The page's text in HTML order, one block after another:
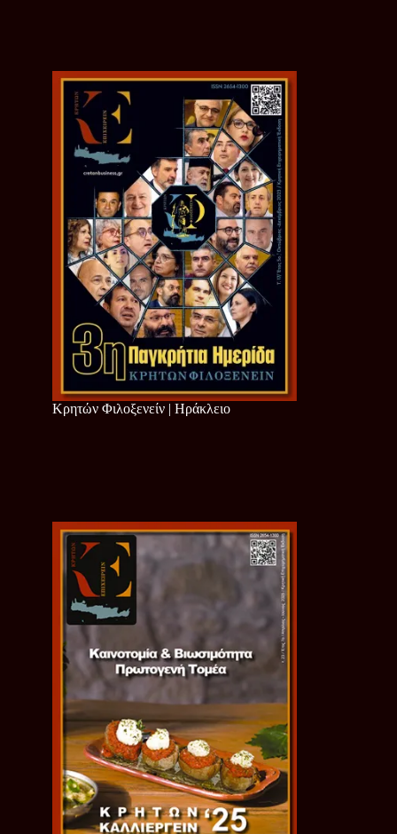
Κρητών Φιλοξενείν | Ηράκλειο